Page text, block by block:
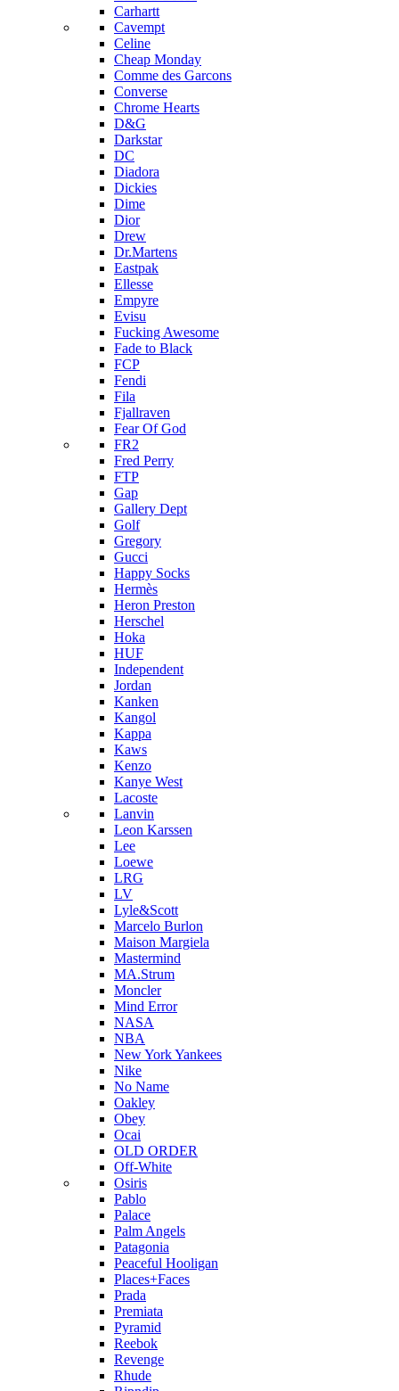
Carhartt
Cavempt
Celine
Cheap Monday
Comme des Garcons
Converse
Chrome Hearts
D&G
Darkstar
DC
Diadora
Dickies
Dime
Dior
Drew
Dr.Martens
Eastpak
Ellesse
Empyre
Evisu
Fucking Awesome
Fade to Black
FCP
Fendi
Fila
Fjallraven
Fear Of God
FR2
Fred Perry
FTP
Gap
Gallery Dept
Golf
Gregory
Gucci
Happy Socks
Hermès
Heron Preston
Hersсhel
Hoka
HUF
Independent
Jordan
Kanken
Kangol
Kappa
Kaws
Kenzo
Kanye West
Lacoste
Lanvin
Leon Karssen
Lee
Loewe
LRG
LV
Lyle&Scott
Marcelo Burlon
Maison Margiela
Mastermind
MA.Strum
Moncler
Mind Error
NASA
NBA
New York Yankees
Nike
No Name
Oakley
Obey
Ocai
OLD ORDER
Off-White
Osiris
Pablo
Palace
Palm Angels
Patagonia
Peaceful Hooligan
Places+Faces
Prada
Premiata
Pyramid
Reebok
Revenge
Rhude